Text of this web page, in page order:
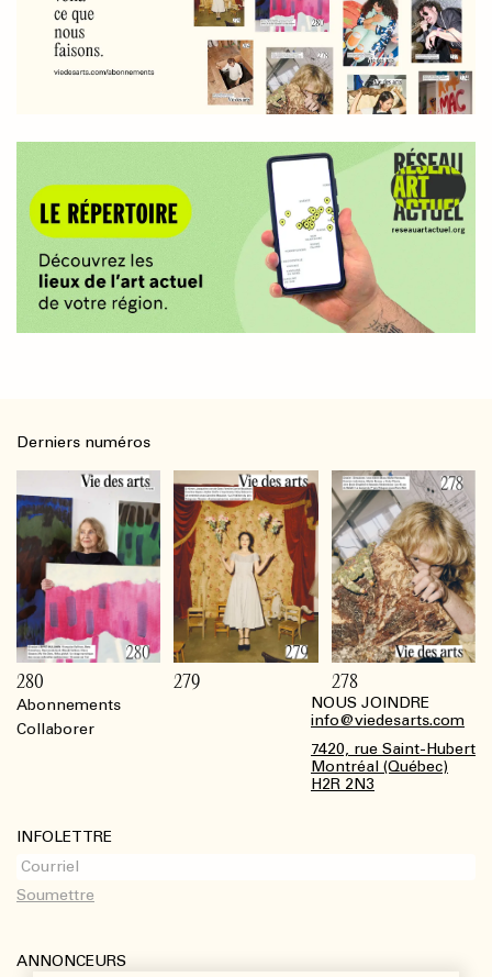
Abonnements
Collaborer
NOUS JOINDRE
info@viedesarts.com
7420, rue Saint-Hubert
Montréal (Québec)
H2R 2N3
INFOLETTRE
ANNONCEURS
Derniers numéros
280 279 278